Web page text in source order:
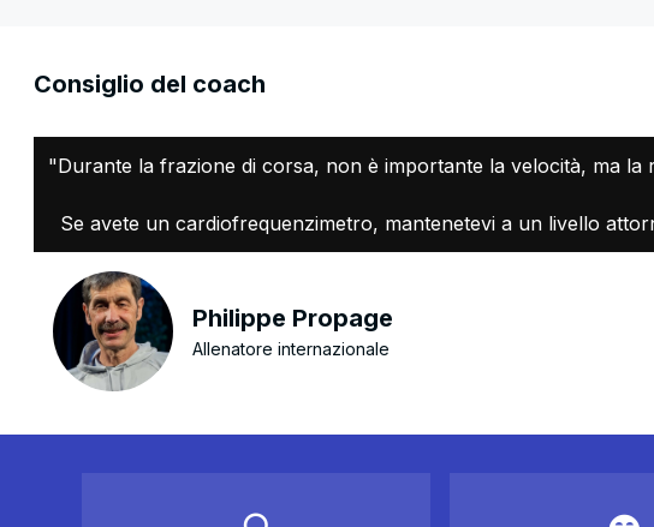
Consiglio del coach
"Durante la frazione di corsa, non è importante la velocità, ma
Se avete un cardiofrequenzimetro, mantenetevi a un livello
Philippe Propage
Allenatore internazionale